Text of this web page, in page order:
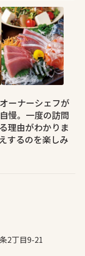
ーナーシェフが
慢。一度の訪問
理由がわかりま
するのを楽しみ
2丁目9-21